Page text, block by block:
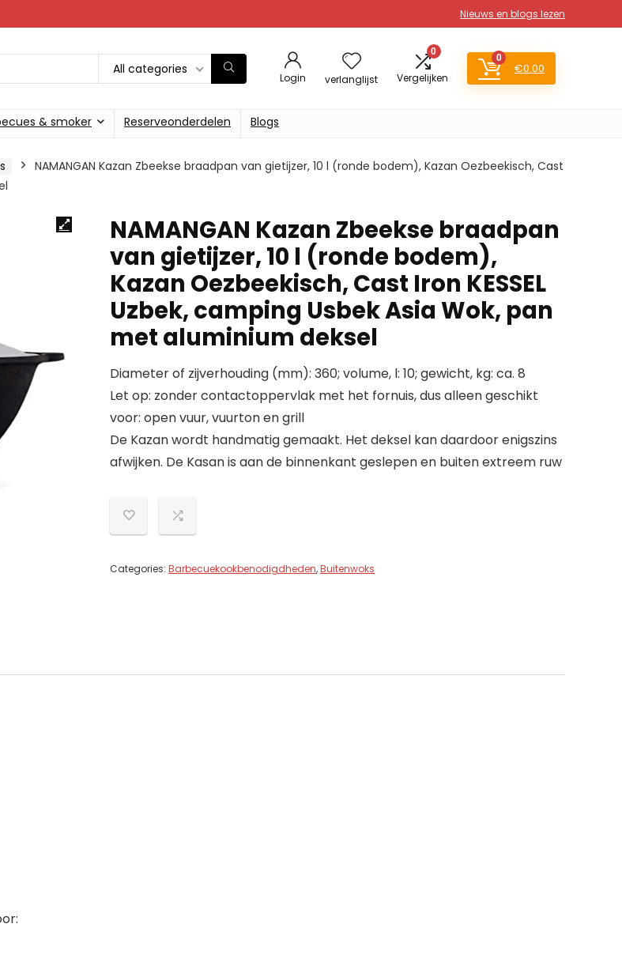
Nieuws en blogs lezen
All categories
Login verlanglijst
0
Vergelijken
0
€0.00
& smoker Reserveonderdelen Blogs
NAMANGAN Kazan Zbeekse braadpan van gietijzer, 10 l (ronde bodem), Kazan Oezbeekisch, Cast
NAMANGAN Kazan Zbeekse braadpan
van gietijzer, 10 l (ronde bodem),
Kazan Oezbeekisch, Cast Iron KESSEL
Uzbek, camping Usbek Asia Wok, pan
met aluminium deksel
Diameter of zijverhouding (mm): 360; volume, l: 10; gewicht, kg: ca. 8
Let op: zonder contactoppervlak met het fornuis, dus alleen geschikt
voor: open vuur, vuurton en grill
De Kazan wordt handmatig gemaakt. Het deksel kan daardoor enigszins
afwijken. De Kasan is aan de binnenkant geslepen en buiten extreem ruw
Categories: Barbecuekookbenodigdheden,Buitenwoks